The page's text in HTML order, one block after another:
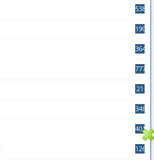
538
190
364
777
21
348
401
126